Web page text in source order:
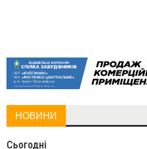
НОВИНИ
Сьогодні